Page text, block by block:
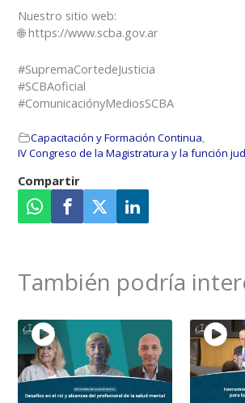
Nuestro sitio web:
🌐 https://www.scba.gov.ar
#SupremaCortedeJusticia
#SCBAoficial
#ComunicaciónyMediosSCBA
Capacitación y Formación Continua,
IV Congreso de la Magistratura y la función